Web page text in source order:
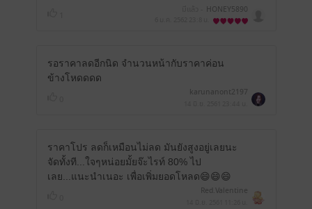
HONEY5890
รอราคาลดอีกนิด จำนวนหน้ากับราคาค่อน
ข้างโหดดดด
karunanont2197
ราคาโปร ลดก็เหมือนไม่ลด มันยังสูงอยู่เลยนะ
จัดทั้งที...ใจๆหน่อยมั้ยจ๊ะไรท์ 80% ไป
เลย...แนะนำเนอะ เพื่อเพิ่มยอดโหลด😄😄😄
Red.Valentine